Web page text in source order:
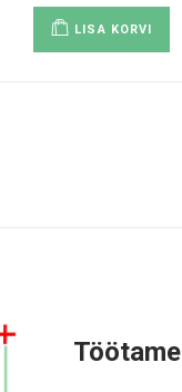
LISA KORVI
Töötame